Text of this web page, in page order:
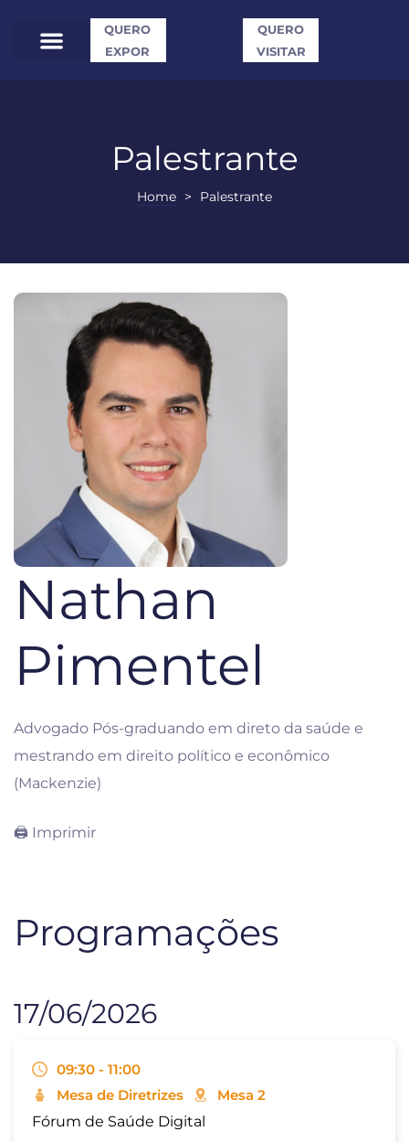
QUERO
EXPOR
QUERO
VISITAR
Palestrante
Home > Palestrante
Nathan
Pimentel
Advogado Pós-graduando em direto da saúde e
mestrando em direito político e econômico
(Mackenzie)
🖨 Imprimir
Programações
17/06/2026
09:30 - 11:00
Mesa de Diretrizes
Mesa 2
Fórum de Saúde Digital